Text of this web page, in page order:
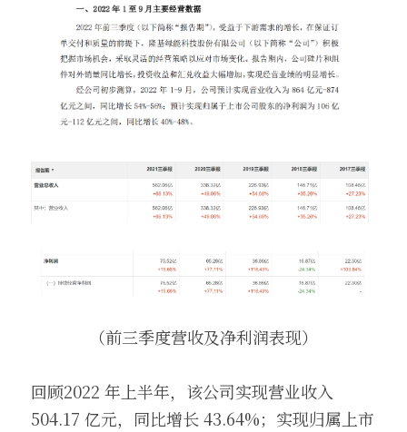
（前三季度营收及净利润表现）
回顾2022 年上半年，该公司实现营业收入
504.17 亿元，同比增长 43.64%；实现归属上市